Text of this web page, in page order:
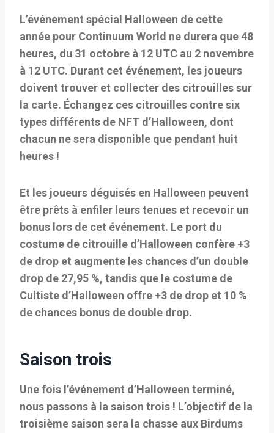
L’événement spécial Halloween de cette
année pour Continuum World ne durera que 48
heures, du 31 octobre à 12 UTC au 2 novembre
à 12 UTC. Durant cet événement, les joueurs
doivent trouver et collecter des citrouilles sur
la carte. Échangez ces citrouilles contre six
types différents de NFT d’Halloween, dont
chacun ne sera disponible que pendant huit
heures !
Et les joueurs déguisés en Halloween peuvent
être prêts à enfiler leurs tenues et recevoir un
bonus lors de cet événement. Le port du
costume de citrouille d’Halloween confère +3
de drop et augmente les chances d’un double
drop de 27,95 %, tandis que le costume de
Cultiste d’Halloween offre +3 de drop et 10 %
de chances bonus de double drop.
Saison trois
Une fois l’événement d’Halloween terminé,
nous passons à la saison trois ! L’objectif de la
troisième saison sera la chasse aux Birdums